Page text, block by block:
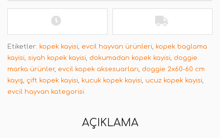
Etiketler: kopek kayisi, evcil hayvan ürünleri, kopek baglama
kayisi, siyah kopek kayisi, dokumadan kopek kayisi, doggie
marka ürünler, evcil kopek aksesuarları, doggie 2x60-60 cm
kayış, çift kopek kayisi, kucuk kopek kayisi, ucuz kopek kayisi,
evcil hayvan kategorisi.
AÇIKLAMA